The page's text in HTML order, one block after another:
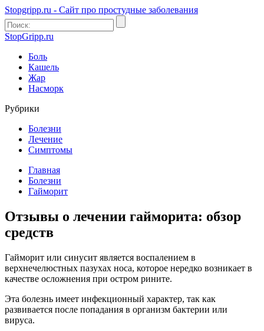
Stopgripp.ru - Cайт про простудные заболевания
StopGripp.ru
Боль
Кашель
Жар
Насморк
Рубрики
Болезни
Лечение
Симптомы
Главная
Болезни
Гайморит
Отзывы о лечении гайморита: обзор
средств
Гайморит или синусит является воспалением в
верхнечелюстных пазухах носа, которое нередко возникает в
качестве осложнения при остром рините.
Эта болезнь имеет инфекционный характер, так как
развивается после попадания в организм бактерии или
вируса.